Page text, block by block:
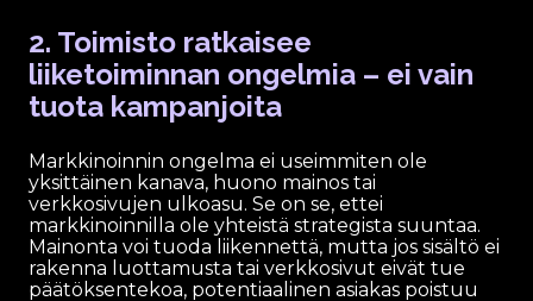
2. Toimisto ratkaisee
liiketoiminnan ongelmia – ei vain
tuota kampanjoita
Markkinoinnin ongelma ei useimmiten ole
yksittäinen kanava, huono mainos tai
verkkosivujen ulkoasu. Se on se, ettei
markkinoinnilla ole yhteistä strategista suuntaa.
Mainonta voi tuoda liikennettä, mutta jos sisältö ei
rakenna luottamusta tai verkkosivut eivät tue
päätöksentekoa, potentiaalinen asiakas poistuu